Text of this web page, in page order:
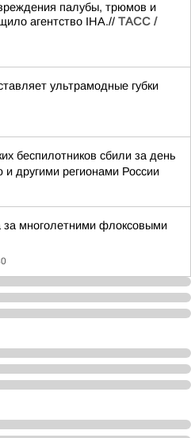
палубы, трюмов и
агентство IHA.// ТАСС /
ультрамодные губки
беспилотников сбили за день
и другими регионами России
за многолетними флоксовыми